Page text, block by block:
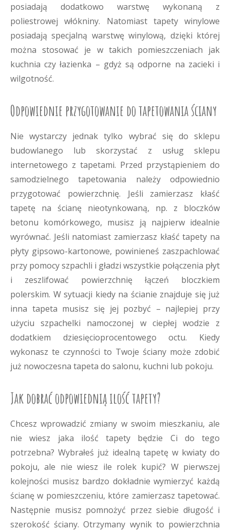
posiadają dodatkowo warstwę wykonaną z
poliestrowej włókniny. Natomiast tapety winylowe
posiadają specjalną warstwę winylową, dzięki której
można stosować je w takich pomieszczeniach jak
kuchnia czy łazienka – gdyż są odporne na zacieki i
wilgotność.
Odpowiednie przygotowanie do tapetowania ściany
Nie wystarczy jednak tylko wybrać się do sklepu
budowlanego lub skorzystać z usług sklepu
internetowego z tapetami. Przed przystąpieniem do
samodzielnego tapetowania należy odpowiednio
przygotować powierzchnię. Jeśli zamierzasz kłaść
tapetę na ścianę nieotynkowaną, np. z bloczków
betonu komórkowego, musisz ją najpierw idealnie
wyrównać. Jeśli natomiast zamierzasz kłaść tapety na
płyty gipsowo-kartonowe, powinieneś zaszpachlować
przy pomocy szpachli i gładzi wszystkie połączenia płyt
i zeszlifować powierzchnię łączeń bloczkiem
polerskim. W sytuacji kiedy na ścianie znajduje się już
inna tapeta musisz się jej pozbyć – najlepiej przy
użyciu szpachelki namoczonej w ciepłej wodzie z
dodatkiem dziesięcioprocentowego octu. Kiedy
wykonasz te czynności to Twoje ściany może zdobić
już nowoczesna tapeta do salonu, kuchni lub pokoju.
Jak dobrać odpowiednią ilość tapety?
Chcesz wprowadzić zmiany w swoim mieszkaniu, ale
nie wiesz jaka ilość tapety będzie Ci do tego
potrzebna? Wybrałeś już idealną tapetę w kwiaty do
pokoju, ale nie wiesz ile rolek kupić? W pierwszej
kolejności musisz bardzo dokładnie wymierzyć każdą
ścianę w pomieszczeniu, które zamierzasz tapetować.
Następnie musisz pomnożyć przez siebie długość i
szerokość ściany. Otrzymany wynik to powierzchnia